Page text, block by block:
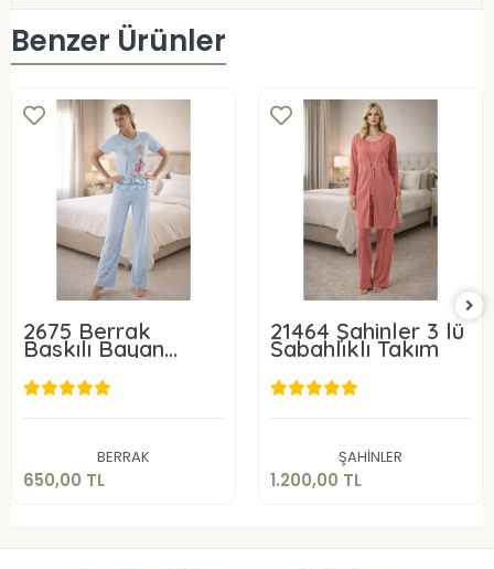
Benzer Ürünler
2675 Berrak
Baskılı Bayan
Pijama Takımı
BERRAK
650,00 TL
650,00 TL
21464 Şahinler 3 lü
Sabahlıklı Takım
ŞAHİNLER
1.200,00 TL
1.200,00 TL